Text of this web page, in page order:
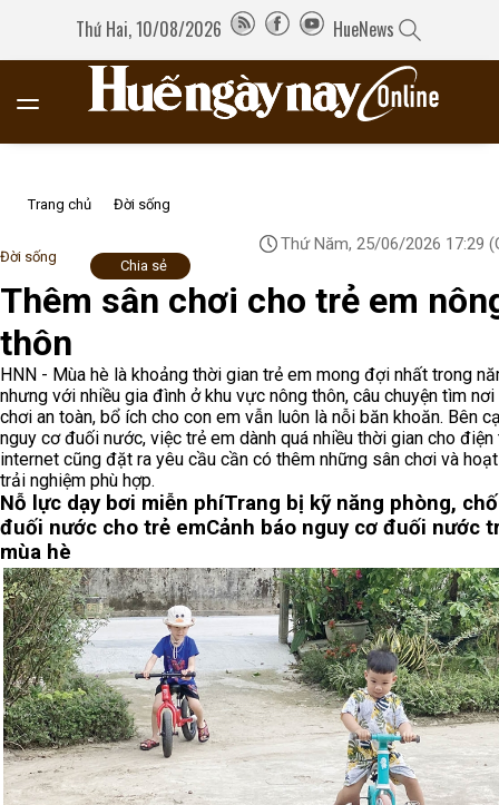
Thứ Hai, 10/08/2026 HueNews
Trang chủ Đời sống
Đời sống
Thứ Năm, 25/06/2026 17:29
Chia sẻ
Thêm sân chơi cho trẻ em
thôn
HNN - Mùa hè là khoảng thời gian trẻ em mong đợi nhất trong
nhưng với nhiều gia đình ở khu vực nông thôn, câu chuyện tìm nơi
chơi an toàn, bổ ích cho con em vẫn luôn là nỗi băn khoăn. Bên
nguy cơ đuối nước, việc trẻ em dành quá nhiều thời gian cho điện
internet cũng đặt ra yêu cầu cần có thêm những sân chơi và
trải nghiệm phù hợp.
Nỗ lực dạy bơi miễn phíTrang bị kỹ năng phòng,
đuối nước cho trẻ emCảnh báo nguy cơ đuối nước
mùa hè